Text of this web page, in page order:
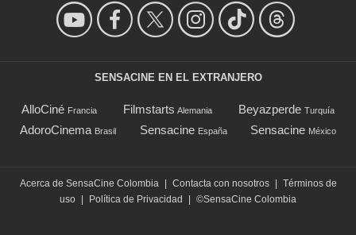
SENSACINE EN EL EXTRANJERO
AlloCiné Francia Filmstarts Alemania Beyazperde Turquía
AdoroCinema Brasil Sensacine España Sensacine México
Acerca de SensaCine Colombia Contacta con nosotros
Términos de
uso
Política de Privacidad ©SensaCine Colombia